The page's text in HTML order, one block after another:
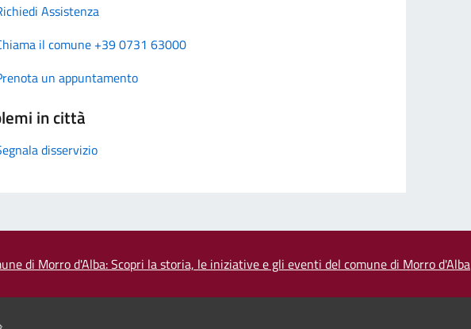
Assistenza
il comune +39 0731 63000
un appuntamento
in città
disservizio
di Morro d'Alba: Scopri la storia, le iniziative e gli eventi del comune di Morro d'Alba